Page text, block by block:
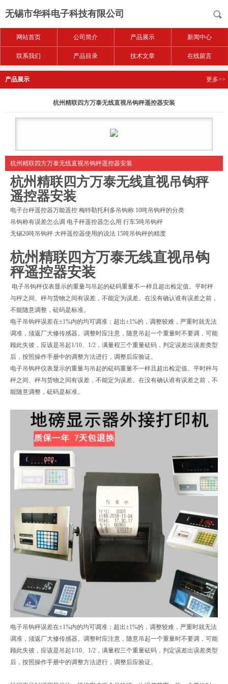
无锡市华科电子科技有限公司
网站首页 公司简介 产品展示 新闻中心
联系我们 产品目录 技术文章 在线留言
产品展示 更多>>
杭州精联四方万泰无线直视吊钩秤遥控器安装
杭州精联四方万泰无线直视吊钩秤遥控器安装
杭州精联四方万泰无线直视吊钩秤
遥控器安装
电子台秤遥控器万能遥控 梅特勒托利多吊钩称 10吨吊钩秤的分类
吊钩称有误差怎么调 电子秤遥控器怎么用 行车5吨吊钩秤
无锡20吨吊钩秤 大秤遥控器使用的说法 15吨吊钩秤的精度
杭州精联四方万泰无线直视吊钩
秤遥控器安装
电子吊钩秤仪表显示的重量与吊起的砝码重量不一样且超出检定值。平时秤
与秤之间、秤与货物之间有误差，不能定为误差。在没有确认谁有误差之前，
不能随意调整，砝码是标准。
电子吊钩秤误差在±1%内的均可调准；超出±1%的，调整较难，严重时就无法
调准，须返厂大修传感器。调整时应注意，随意吊起一个重量时不要调，可能
顾此失彼，应该是吊起1/10、1/2，满量程三个重量砝码，判定误差出误差类型
后，按照操作手册中的调整方法进行，调整后应验证。
电子吊钩秤仪表显示的重量与吊起的砝码重量不一样且超出检定值。平时秤与
秤之间、秤与货物之间有误差，不能定为误差。在没有确认谁有误差之前，不
能随意调整，砝码是标准。
电子吊钩秤误差在±1%内的均可调准；超出±1%的，调整较难，严重时就无法
调准，须返厂大修传感器。调整时应注意，随意吊起一个重量时不要调，可能
顾此失彼，应该是吊起1/10、1/2，满量程三个重量砝码，判定误差出误差类型
后，按照操作手册中的调整方法进行，调整后应验证。